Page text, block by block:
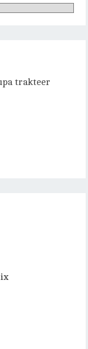
trakteer